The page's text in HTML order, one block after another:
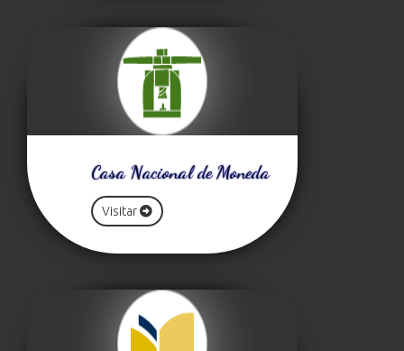
Casa Nacional de Moneda
Visitar